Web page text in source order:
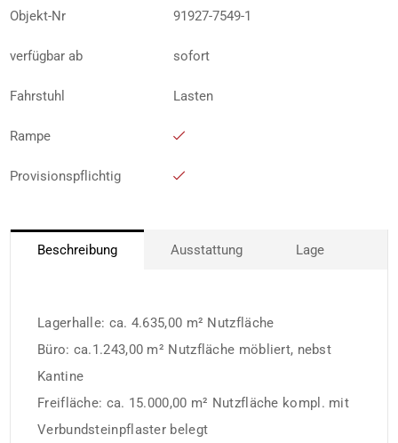
Objekt-Nr
91927-7549-1
verfügbar ab sofort
Fahrstuhl Lasten
Rampe
Provisionspflichtig
Beschreibung Ausstattung Lage
Lagerhalle: ca. 4.635,00 m² Nutzfläche
Büro: ca.1.243,00 m² Nutzfläche möbliert, nebst
Kantine
Freifläche: ca. 15.000,00 m² Nutzfläche kompl. mit
Verbundsteinpflaster belegt